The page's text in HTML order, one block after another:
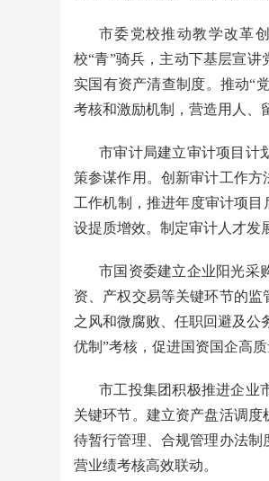
市委党校推动教学改革
校“青”骑兵，主动下基层宣
实国有资产清查制度。推动“
考核和激励机制，营造用人、
市审计局建立审计项目计
策参谋作用。创新审计工作
工作机制，推进年度审计项
设提质增效。制定审计人才发
市国资委建立企业阳光采
资、产权交易等关键环节的
之风和微腐败、任职回避及公
优制”考核，促进国资国企高质
市工投集团积极推进企业
关键环节。建立资产盘活调
待暂行管理、合规管理办法
营业绩考核高效联动。